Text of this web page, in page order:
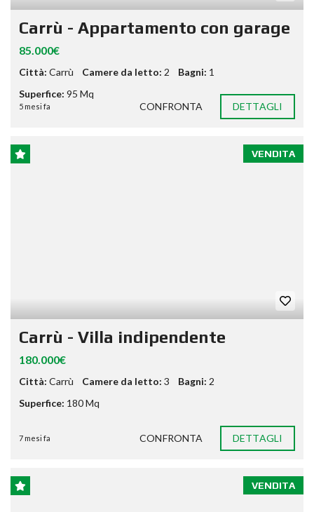
Carrù - Appartamento con garage
85.000€
Città: Carrù Camere da letto: 2 Bagni: 1
Superfice: 95 Mq
5 mesi fa CONFRONTA DETTAGLI
VENDITA
Carrù - Villa indipendente
180.000€
Città: Carrù Camere da letto: 3 Bagni: 2
Superfice: 180 Mq
7 mesi fa CONFRONTA DETTAGLI
VENDITA